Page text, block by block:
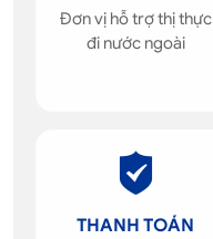
Đơn vị hỗ trợ thị thực
đi nước ngoài
THANH TOÁN